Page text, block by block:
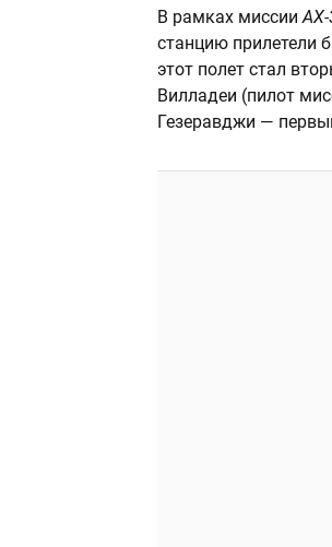
В рамках миссииAX-
станцию прилетели
этот полет стал
Вилладеи (пилот
Гезеравджи —